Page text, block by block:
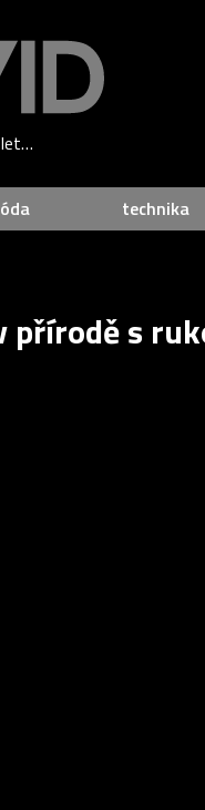
let…
technika
s